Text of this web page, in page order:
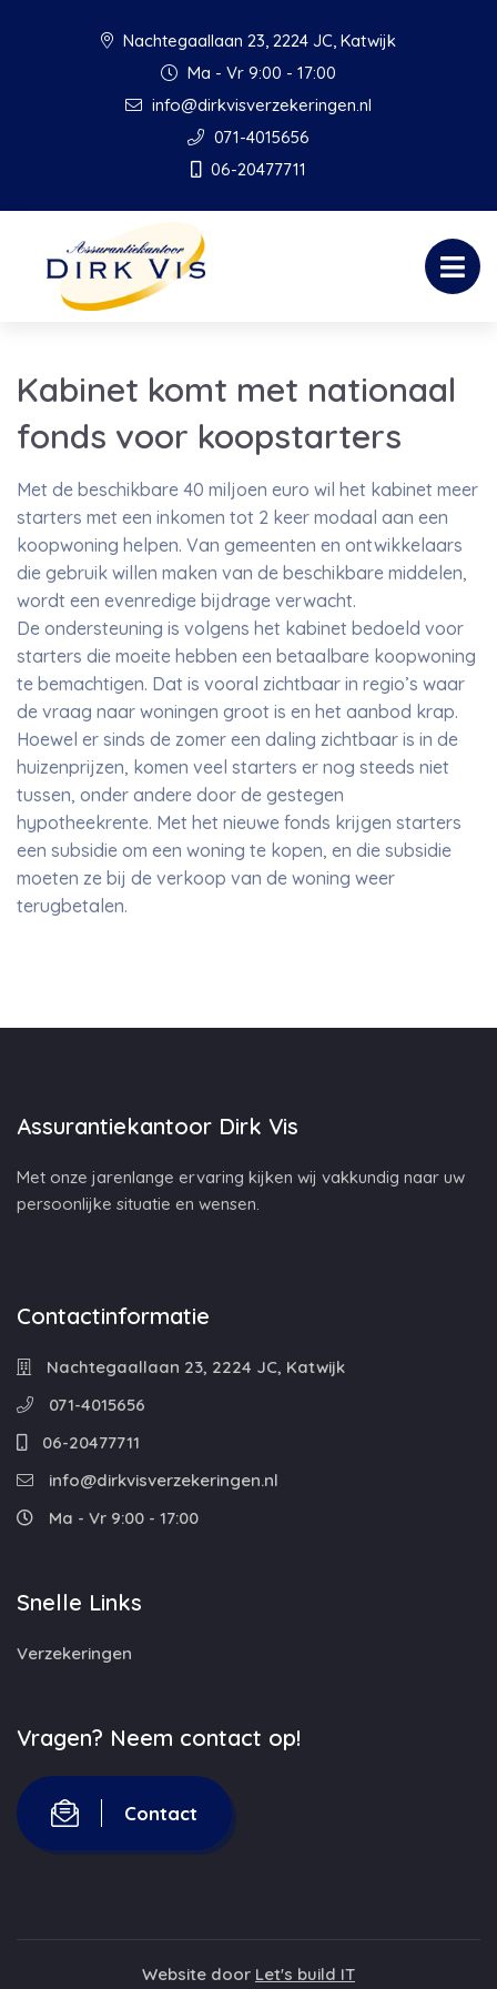
Nachtegaallaan 23, 2224 JC, Katwijk
Ma - Vr 9:00 - 17:00
info@dirkvisverzekeringen.nl
071-4015656
06-20477711
Kabinet komt met nationaal
fonds voor koopstarters
Met de beschikbare 40 miljoen euro wil het kabinet meer
starters met een inkomen tot 2 keer modaal aan een
koopwoning helpen. Van gemeenten en ontwikkelaars
die gebruik willen maken van de beschikbare middelen,
wordt een evenredige bijdrage verwacht.
De ondersteuning is volgens het kabinet bedoeld voor
starters die moeite hebben een betaalbare koopwoning
te bemachtigen. Dat is vooral zichtbaar in regio’s waar
de vraag naar woningen groot is en het aanbod krap.
Hoewel er sinds de zomer een daling zichtbaar is in de
huizenprijzen, komen veel starters er nog steeds niet
tussen, onder andere door de gestegen
hypotheekrente. Met het nieuwe fonds krijgen starters
een subsidie om een woning te kopen, en die subsidie
moeten ze bij de verkoop van de woning weer
terugbetalen.
Assurantiekantoor Dirk Vis
Met onze jarenlange ervaring kijken wij vakkundig naar uw
persoonlijke situatie en wensen.
Contactinformatie
Nachtegaallaan 23, 2224 JC, Katwijk
071-4015656
06-20477711
info@dirkvisverzekeringen.nl
Ma - Vr 9:00 - 17:00
Snelle Links
Verzekeringen
Vragen? Neem contact op!
Contact
Website door Let's build IT